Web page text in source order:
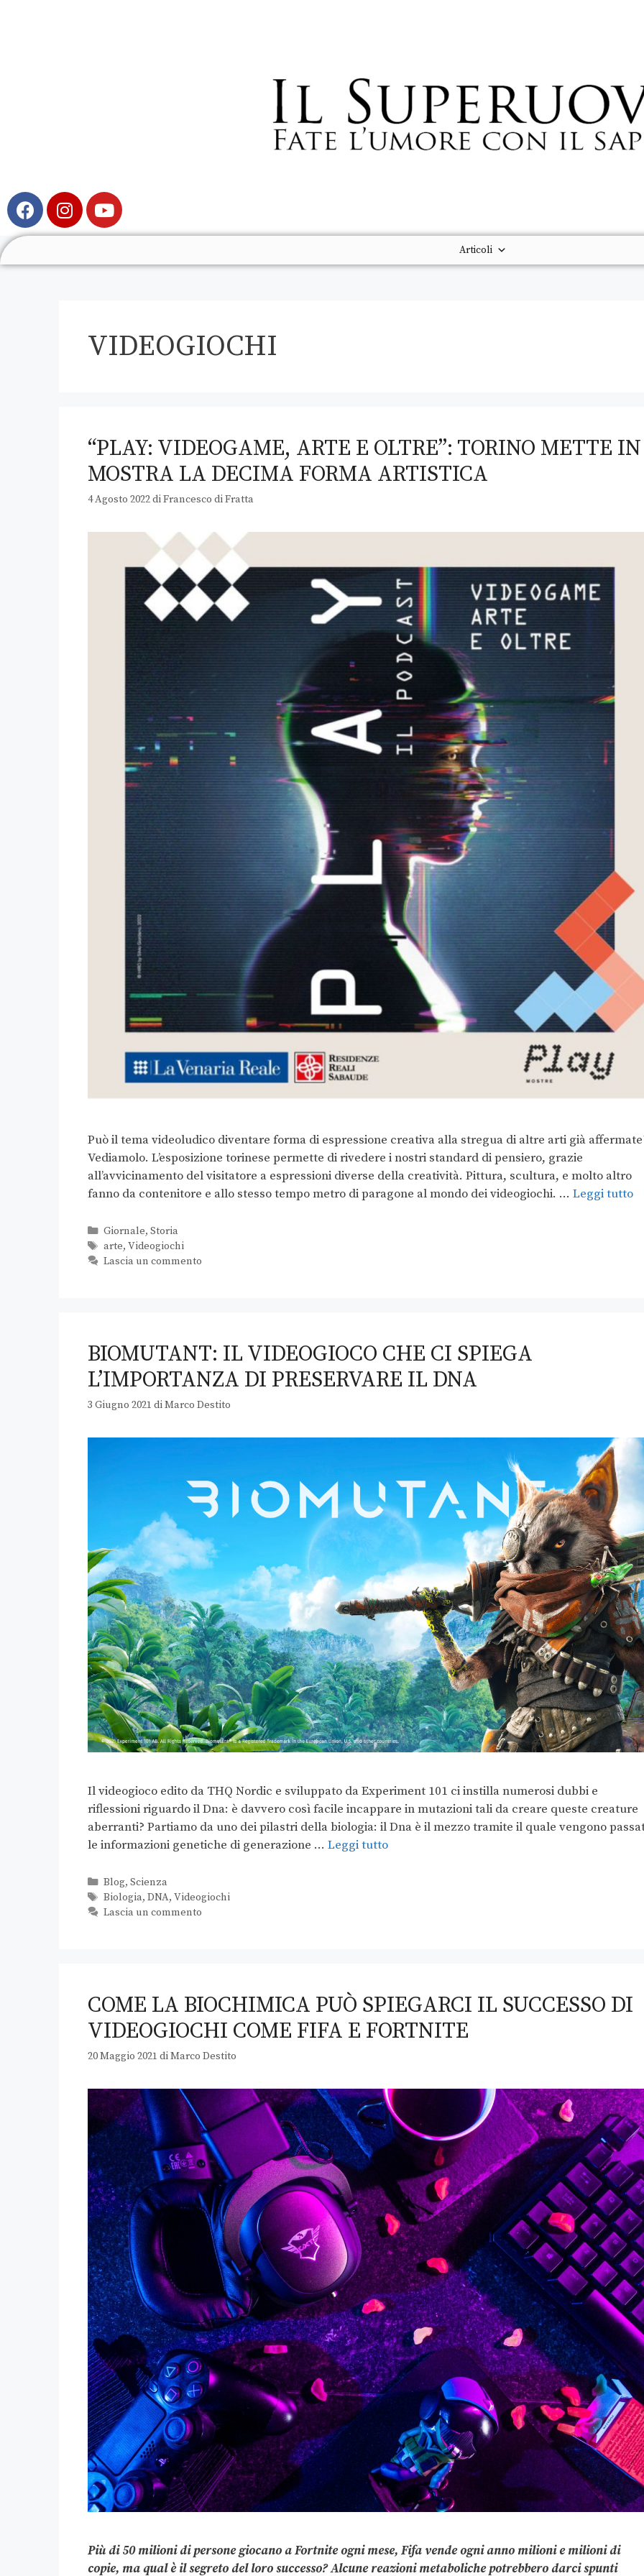
Articoli
VIDEOGIOCHI
“PLAY: VIDEOGAME, ARTE E OLTRE”: TORINO METTE IN
MOSTRA LA DECIMA FORMA ARTISTICA
4 Agosto 2022diFrancesco di Fratta
Può il tema videoludico diventare forma di espressione creativa alla stregua di altre arti già
Vediamolo. L’esposizione torinese permette di rivedere i nostri standard di pensiero, grazie
all’avvicinamento del visitatore a espressioni diverse della creatività. Pittura, scultura, e molto altro
fanno da contenitore e allo stesso tempo metro di paragone al mondo dei videogiochi. … Leggi tutto
Giornale, Storia
arte, Videogiochi
Lascia un commento
BIOMUTANT: IL VIDEOGIOCO CHE CI SPIEGA
L’IMPORTANZA DI PRESERVARE IL DNA
3 Giugno 2021 diMarco Destito
Il videogioco edito da THQ Nordic e sviluppato da Experiment 101 ci instilla numerosi dubbi e
riflessioni riguardo il Dna: è davvero così facile incappare in mutazioni tali da creare queste creature
aberranti? Partiamo da uno dei pilastri della biologia: il Dna è il mezzo tramite il quale vengono
le informazioni genetiche di generazione … Leggi tutto
Blog, Scienza
Biologia, DNA, Videogiochi
Lascia un commento
COME LA BIOCHIMICA PUÒ SPIEGARCI IL SUCCESSO DI
VIDEOGIOCHI COME FIFA E FORTNITE
20 Maggio 2021 diMarco Destito
Più di 50 milioni di persone giocano a Fortnite ogni mese, Fifa vende ogni anno milioni e milioni di
copie, ma qual è il segreto del loro successo? Alcune reazioni metaboliche potrebbero darci spunti